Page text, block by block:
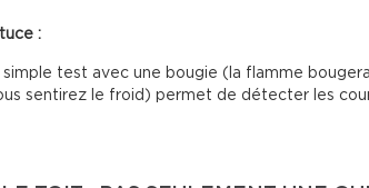
:
simple test avec une bougie (la flamme
sentirez le froid) permet de détecter les